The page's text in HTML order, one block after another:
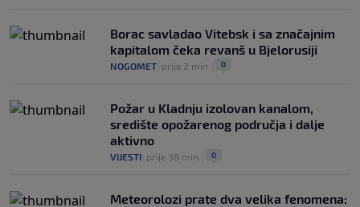
Borac savladao Vitebsk i sa značajnim
kapitalom čeka revanš u Bjelorusiji
NOGOMET prije 2 min. 0
Požar u Kladnju izolovan kanalom,
središte opožarenog područja i dalje
aktivno
VIJESTI prije 38 min. 0
Meteorolozi prate dva velika fenomena: